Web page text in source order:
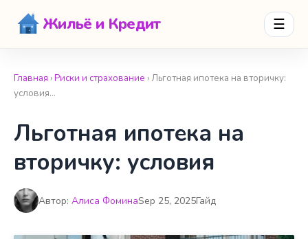
Жильё и Кредит ☰
Главная ›Риски и страхование › Льготная ипотека на вторичку:
условия…
Льготная ипотека на
вторичку: условия
Автор: Алиса ФоминаSep 25, 2025Гайд